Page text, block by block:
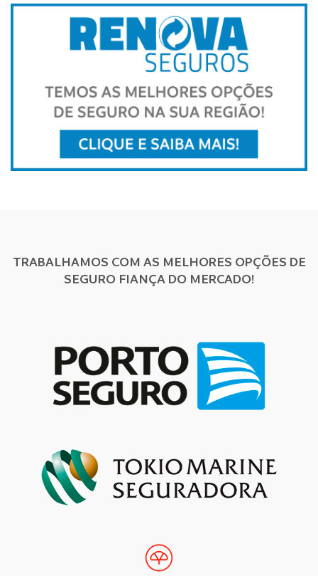
TRABALHAMOS COM AS MELHORES OPÇÕES DE
SEGURO FIANÇA DO MERCADO!